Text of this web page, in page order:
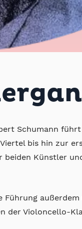
Schumann
bis hin zur
Künstler
Führung
der Violoncello-